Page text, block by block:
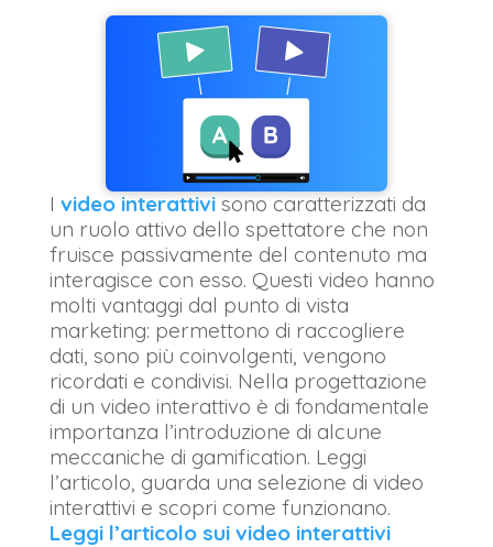
I video interattivisono caratterizzati da
un ruolo attivo dello spettatore che non
fruisce passivamente del contenuto ma
interagisce con esso. Questi video hanno
molti vantaggi dal punto di vista
marketing: permettono di raccogliere
dati, sono più coinvolgenti, vengono
ricordati e condivisi. Nella progettazione
di un video interattivo è di fondamentale
importanza l’introduzione di alcune
meccaniche di gamification. Leggi
l’articolo, guarda una selezione di video
interattivi e scopri come funzionano.
Leggi l’articolo sui video interattivi